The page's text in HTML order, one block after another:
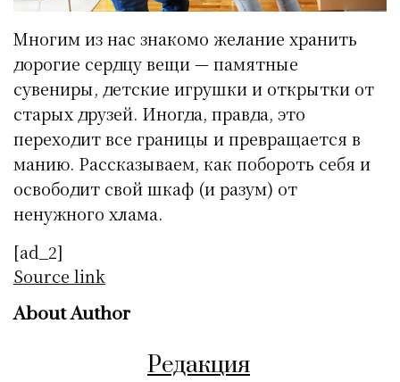
Многим из нас знакомо желание хранить
дорогие сердцу вещи — памятные
сувениры, детские игрушки и открытки от
старых друзей. Иногда, правда, это
переходит все границы и превращается в
манию. Рассказываем, как побороть себя и
освободит свой шкаф (и разум) от
ненужного хлама.
[ad_2]
Source link
About Author
Редакция